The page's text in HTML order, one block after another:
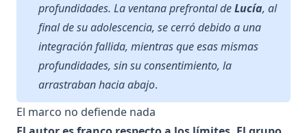
profundidades. La ventana prefrontal deLucía, al
final de su adolescencia, se cerró debido a una
integración fallida, mientras que esas mismas
profundidades, sin su consentimiento, la
arrastraban hacia abajo.
El marco no defiende nada